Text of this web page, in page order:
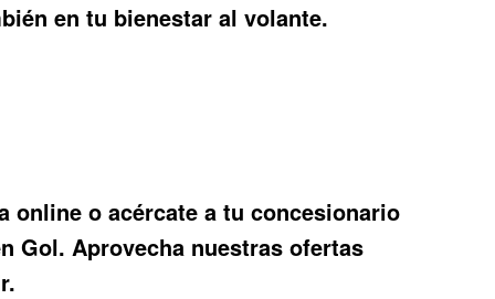
en tu bienestar al volante.
online o acércate a tu concesionario
Gol. Aprovecha nuestras ofertas